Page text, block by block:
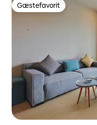
Gæstefavorit
Gæstefavorit